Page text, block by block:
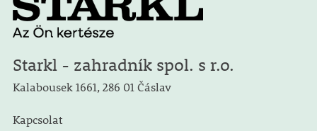
Starkl - zahradník spol. s r.o.
Kalabousek 1661, 286 01 Čáslav
Kapcsolat